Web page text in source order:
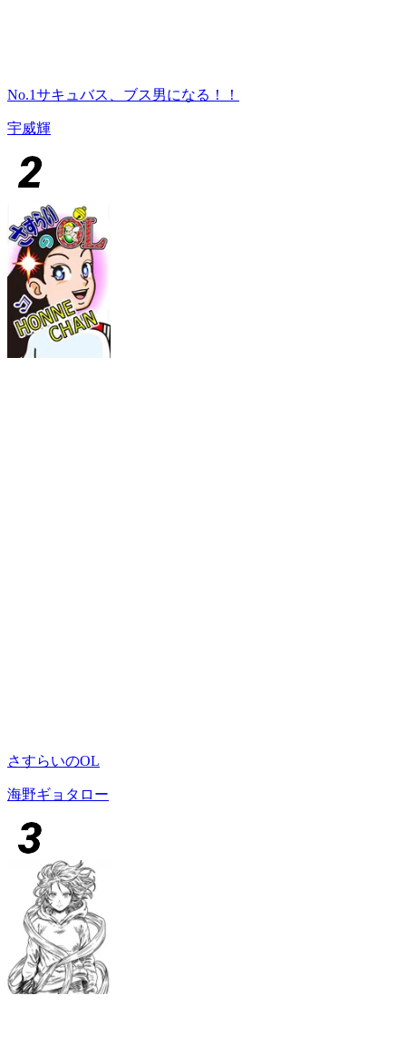
No.1サキュバス、ブス男になる！！
宇威輝
さすらいのOL
海野ギョタロー